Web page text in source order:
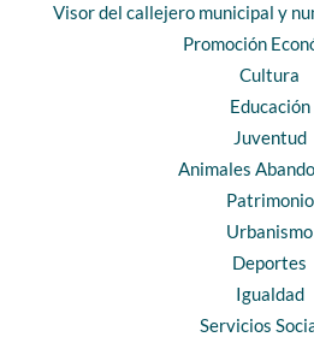
Visor del callejero municipal y
Promoción
Cultura
Educación
Juventud
Animales
Patrimonio
Urbanismo
Deportes
Igualdad
Servicios